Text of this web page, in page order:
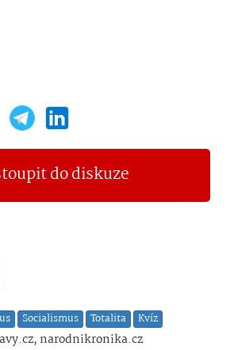
do diskuze
Socialismus Totalita Kvíz
narodnikronika.cz